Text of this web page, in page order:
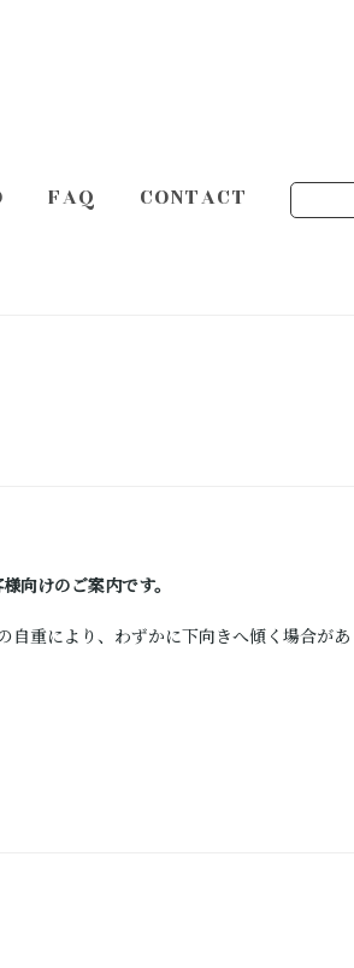
FAQ CONTACT
向けのご案内です。
重により、わずかに下向きへ傾く場合が